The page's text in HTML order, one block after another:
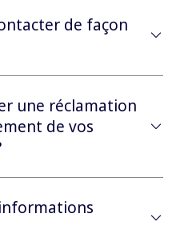
de façon
une réclamation
de vos